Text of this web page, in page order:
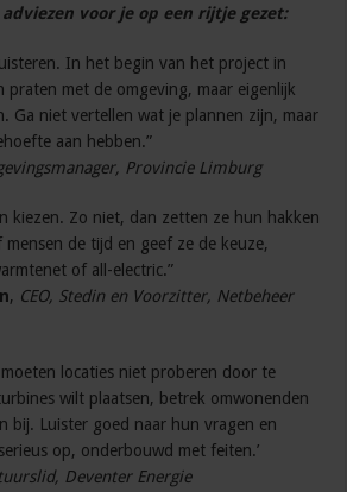
voor je op een rijtje gezet:
In het begin van het project in
praten met de omgeving, maar eigenlijk
Ga niet vertellen wat je plannen zijn, maar
aan hebben.”
Provincie Limburg
kiezen. Zo niet, dan zetten ze hun hakken
de tijd en geef ze de keuze,
of all-electric.”
, CEO, Stedin en Voorzitter, Netbeheer
locaties niet proberen door te
wilt plaatsen, betrek omwonenden
bij. Luister goed naar hun vragen en
op, onderbouwd met feiten.’
Deventer Energie